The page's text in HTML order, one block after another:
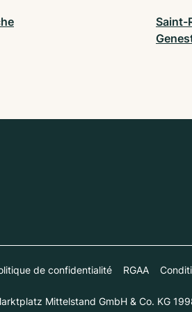
Saint-
de confidentialité RGAA
Mittelstand GmbH & Co. KG